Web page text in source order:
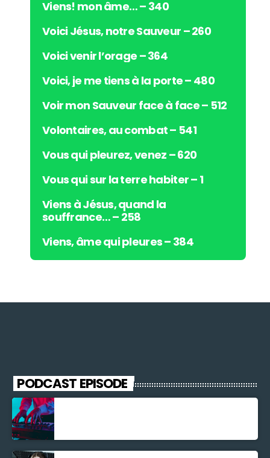
Viens! mon âme… – 340
Voici Jésus, notre Sauveur – 260
Voici venir l’orage – 364
Voici, je me tiens à la porte – 480
Voir mon Sauveur face à face – 512
Volontaires, au combat – 541
Vous qui pleurez, venez – 620
Vous qui sur la terre habiter – 1
Viens à Jésus, quand la
souffrance… – 258
Viens, âme qui pleures – 384
PODCAST EPISODE